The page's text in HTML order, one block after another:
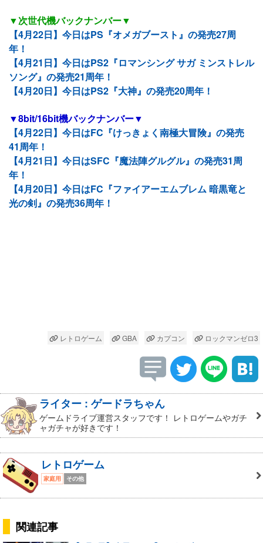
▼次世代機バックナンバー▼
【4月22日】今日はPS『オメガブースト』の発売27周
年！
【4月21日】今日はPS2『ロマンシング サガ ミンストレル
ソング』の発売21周年！
【4月20日】今日はPS2『大神』の発売20周年！
▼8bit/16bit機バックナンバー▼
【4月22日】今日はFC『けっきょく南極大冒険』の発売
41周年！
【4月21日】今日はSFC『魔法陣グルグル』の発売31周
年！
【4月20日】今日はFC『ファイアーエムブレム 暗黒竜と
光の剣』の発売36周年！
レトロゲーム GBA カプコン ロックマンゼロ3
ライター : ゲードラちゃん
ゲームドライブ運営スタッフです！ レトロゲームやガチ
ャガチャが好きです！
レトロゲーム
家庭用 その他
関連記事